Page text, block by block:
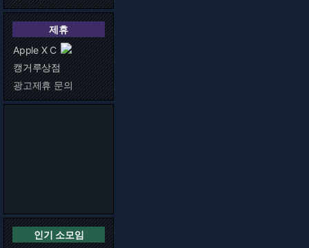
제휴
Apple X C
캥거루상점
광고제휴 문의
인기 소모임